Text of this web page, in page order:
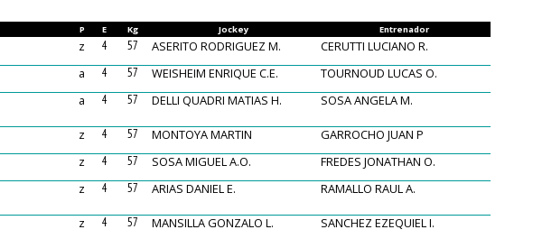
P E Kg Jockey Entrenador
z 4 57 ASERITO RODRIGUEZ M.
CERUTTI LUCIANO R.
a 4 57 WEISHEIM ENRIQUE C.E.
TOURNOUD LUCAS O.
a 4 57 DELLI QUADRI MATIAS H. SOSA ANGELA M.
z 4 57 MONTOYA MARTIN
GARROCHO JUAN P
z 4 57 SOSA MIGUEL A.O.
FREDES JONATHAN O.
z 4 57 ARIAS DANIEL E. RAMALLO RAUL A.
z 4 57 MANSILLA GONZALO L. SANCHEZ EZEQUIEL I.